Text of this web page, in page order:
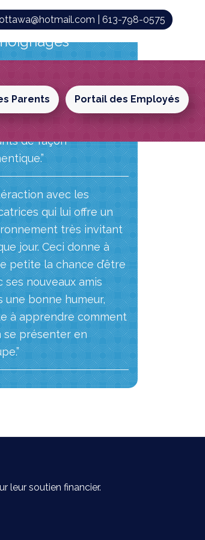
| 613-798-0575
Parents Portail des Employés
éducatrices sont
envers les
et parents et on
de façon
avec les
qui lui offre un
très invitant
jour. Ceci donne à
petite la chance d’être
ses nouveaux amis
une bonne humeur,
à apprendre comment
se présenter en
leur soutien financier.